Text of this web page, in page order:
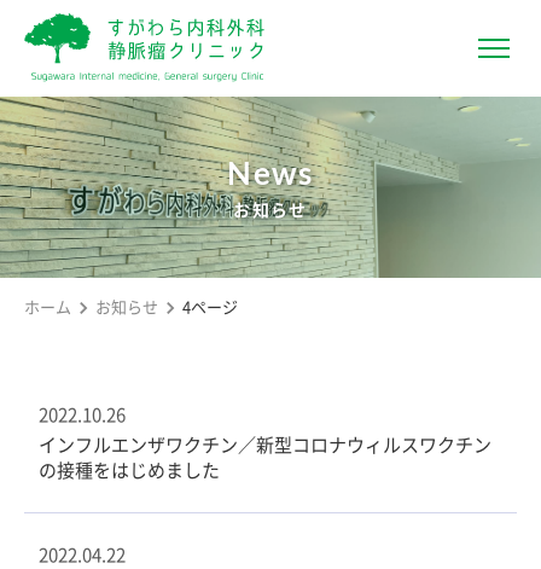
News
お知らせ
ホーム お知らせ 4ページ
2022.10.26
インフルエンザワクチン／新型コロナウィルスワクチン
の接種をはじめました
2022.04.22